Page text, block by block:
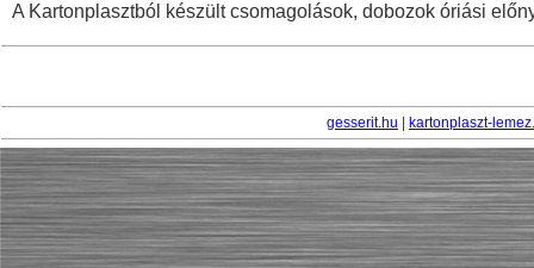
A Kartonplasztból készült csomagolások, dobozok óriási
gesserit.hu kartonplaszt-